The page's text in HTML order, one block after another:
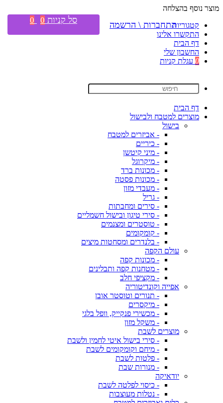
מוצר נוסף בהצלחה
קטגוריות
התקשרו אלינו
דף הבית
החשבון שלי
0 עגלת קניות
דף הבית
מוצרים למטבח ולבישול
בישול
- אביזרים למטבח
- כיריים
- מיני קיטשן
- מיקרוגל
- מכונות ברד
- מכונות פסטה
- מעבדי מזון
- גריל
- סירים ומחבתות
- סירי טיגון ובישול חשמליים
- טוסטרים ומצנמים
- קומקומים
- בלנדרים ומסחטות מיצים
עולם הקפה
- מכונות קפה
- מטחנות קפה ותבלינים
- מקציפי חלב
אפייה וקונדיטוריה
- תנורים וטוסטר אובן
- מיקסרים
- מכשירי פנקייק, וופל בלגי
- משקל מזון
מוצרים לשבת
- סירי בישול איטי לחמין ולשבת
- מיחם וקומקומים לשבת
- פלטות לשבת
- מנורות שבת
יודאיקה
- כיסוי לפלטה לשבת
- נטלות מעוצבות
התחברות \ הרשמה סל קניות 0
0